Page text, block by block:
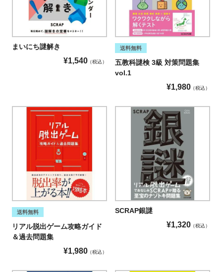
まいにち謎解き
¥1,540 税込
送料無料
五教科謎検 3級 対策問題集
vol.1
¥1,980 税込
送料無料
リアル脱出ゲーム攻略ガイド
＆過去問題集
¥1,980 税込
SCRAP銀謎
¥1,320 税込